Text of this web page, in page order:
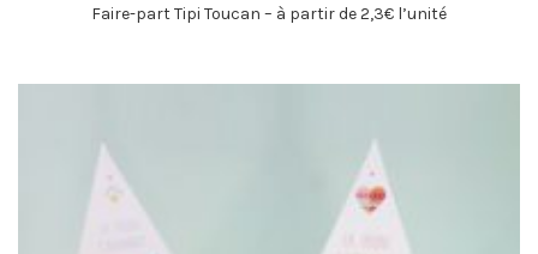
Faire-part Tipi Toucan – à partir de 2,3€ l’unité